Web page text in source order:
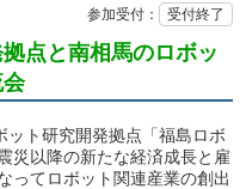
参加受付：
受付終了
点と南相馬のロボッ
会
ト研究開発拠点「福島ロボ
災以降の新たな経済成長と雇
ってロボット関連産業の創出